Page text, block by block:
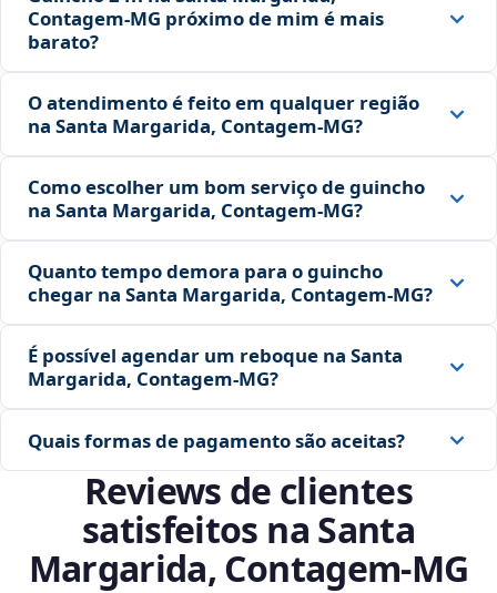
Contagem‑MG próximo de mim é mais
barato?
O atendimento é feito em qualquer região
na Santa Margarida, Contagem‑MG?
Como escolher um bom serviço de guincho
na Santa Margarida, Contagem‑MG?
Quanto tempo demora para o guincho
chegar na Santa Margarida, Contagem‑MG?
É possível agendar um reboque na Santa
Margarida, Contagem‑MG?
Quais formas de pagamento são aceitas?
Reviews de clientes
satisfeitos na Santa
Margarida, Contagem‑MG